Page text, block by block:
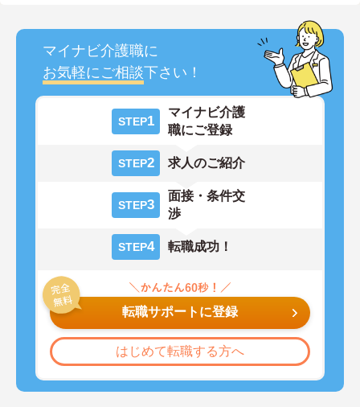
マイナビ介護職に
お気軽にご相談下さい！
STEP1
マイナビ介護
職にご登録
STEP2 求人のご紹介
STEP3
面接・条件交
渉
STEP4 転職成功！
転職サポートに登録
はじめて転職する方へ